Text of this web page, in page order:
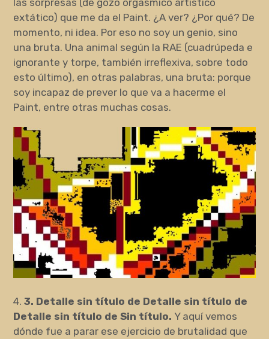
extático) que me da el Paint. ¿A ver? ¿Por qué? De
momento, ni idea. Por eso no soy un genio, sino
una bruta. Una animal según la RAE (cuadrúpeda e
ignorante y torpe, también irreflexiva, sobre todo
esto último), en otras palabras, una bruta: porque
soy incapaz de prever lo que va a hacerme el
Paint, entre otras muchas cosas.
4.3. Detalle sin título de Detalle sin título de
Detalle sin título de Sin título. Y aquí vemos
dónde fue a parar ese ejercicio de brutalidad que